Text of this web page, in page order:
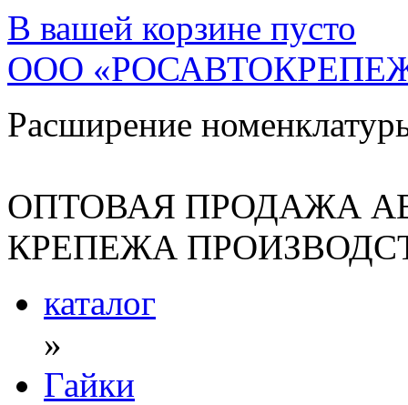
В вашей корзине пусто
ООО
Расширение
ОПТОВАЯ ПРОДАЖА
КРЕПЕЖА
каталог
»
Гайки